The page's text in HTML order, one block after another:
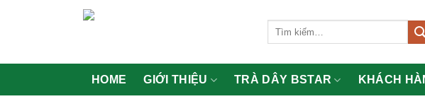
dung
HOME GIỚI THIỆU TRÀ DÂY BSTAR KHÁCH